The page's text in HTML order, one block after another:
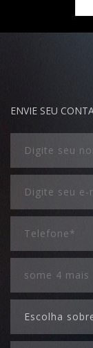
ENVIE SEU